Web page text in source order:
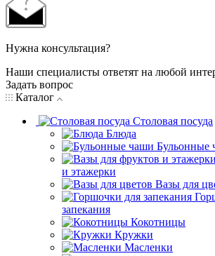
Нужна консультация?
Наши специалисты ответят на любой
Задать вопрос
Каталог
Столовая посуда
Блюда
Бульонные
и этажерки
Вазы для
запекания
Кокотницы
Кружки
Масленки